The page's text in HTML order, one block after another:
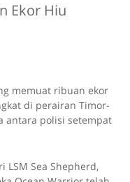
Ekor Hiu
memuat ribuan ekor
di perairan Timor-
antara polisi setempat
LSM Sea Shepherd,